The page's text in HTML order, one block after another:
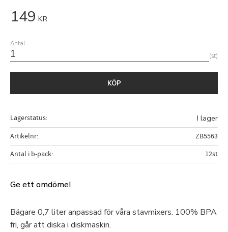
149 KR
Antal
st
KÖP
Lagerstatus I lager
Artikelnr
ZB5563
Antal i b-pack
12st
Ge ett omdöme!
Bägare 0,7 liter anpassad för våra stavmixers. 100% BPA
fri, går att diska i diskmaskin.